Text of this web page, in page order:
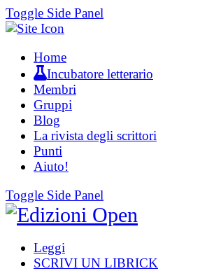
Toggle Side Panel
Home
Incubatore letterario
Membri
Gruppi
Blog
La rivista degli scrittori
Punti
Aiuto!
Toggle Side Panel
Leggi
SCRIVI UN LIBRICK